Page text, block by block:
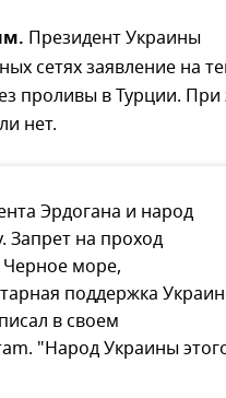
Президент Украины
сетях заявление на
проливы в Турции.
нет.
Эрдогана и народ
Запрет на проход
Черное море,
поддержка
в своем
"Народ Украины